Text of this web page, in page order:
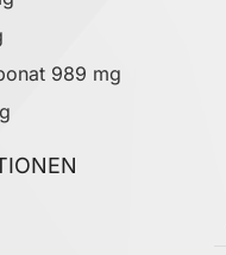
989 mg